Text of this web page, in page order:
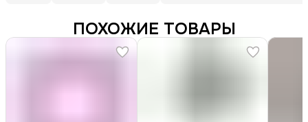
ПОХОЖИЕ ТОВАРЫ